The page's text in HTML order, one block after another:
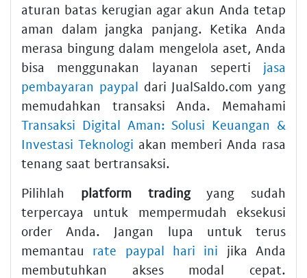
aturan batas kerugian agar akun Anda tetap
aman dalam jangka panjang. Ketika Anda
merasa bingung dalam mengelola aset, Anda
bisa menggunakan layanan seperti jasa
pembayaran paypal dari JualSaldo.com yang
memudahkan transaksi Anda. Memahami
Transaksi Digital Aman: Solusi Keuangan &
Investasi Teknologi akan memberi Anda rasa
tenang saat bertransaksi.
Pilihlah platform tradingyang sudah
terpercaya untuk mempermudah eksekusi
order Anda. Jangan lupa untuk terus
memantau rate paypal hari ini jika Anda
membutuhkan akses modal cepat.